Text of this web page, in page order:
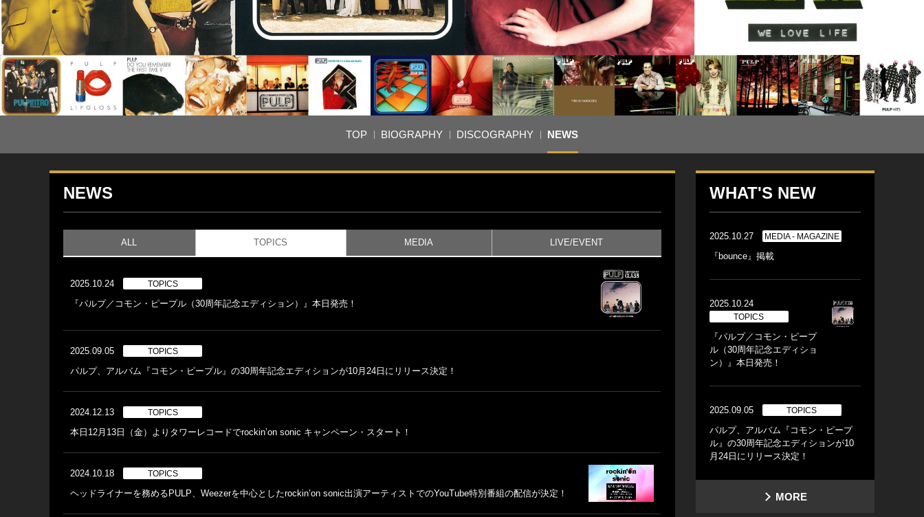
TOP BIOGRAPHY DISCOGRAPHY NEWS
NEWS
ALL TOPICS MEDIA LIVE/EVENT
2025.10.24 TOPICS
『パルプ／コモン・ピープル（30周年記念エディション）』本日発売！
2025.09.05 TOPICS
パルプ、アルバム『コモン・ピープル』の30周年記念エディションが10月24日にリリース決定！
2024.12.13 TOPICS
本日12月13日（金）よりタワーレコードでrockin’on sonic キャンペーン・スタート！
2024.10.18 TOPICS
ヘッドライナーを務めるPULP、Weezerを中心としたrockin’on sonic出演アーティストでのYouTube特別番組の配信が決定！
WHAT'S NEW
2025.10.27 MEDIA - MAGAZINE
『bounce』掲載
2025.10.24
TOPICS
『パルプ／コモン・ピープ
ル（30周年記念エディショ
ン）』本日発売！
2025.09.05 TOPICS
パルプ、アルバム『コモン・ピープ
ル』の30周年記念エディションが10
月24日にリリース決定！
MORE